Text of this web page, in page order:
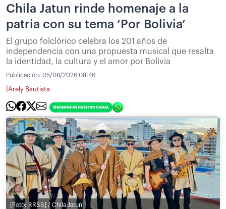
Chila Jatun rinde homenaje a la
patria con su tema ‘Por Bolivia’
El grupo folclórico celebra los 201 años de
independencia con una propuesta musical que resalta
la identidad, la cultura y el amor por Bolivia
Publicación: 05/08/2026 08:46
Arely Bautista
[Foto: RRSS] / Chila Jatun